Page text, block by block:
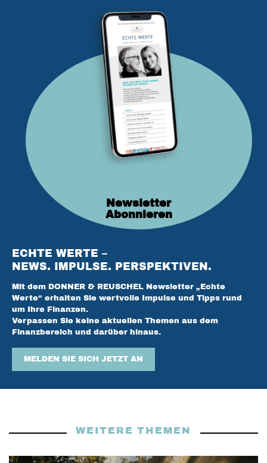
ECHTE WERTE –
NEWS. IMPULSE. PERSPEKTIVEN.
Mit dem DONNER & REUSCHEL Newsletter „Echte
Werte“ erhalten Sie wertvolle Impulse und Tipps rund
um Ihre Finanzen.
Verpassen Sie keine aktuellen Themen aus dem
Finanzbereich und darüber hinaus.
MELDEN SIE SICH JETZT AN
Newsletter
Abonnieren
WEITERE THEMEN